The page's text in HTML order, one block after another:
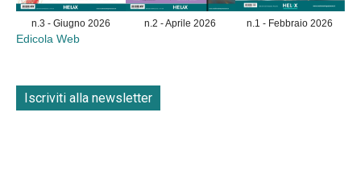
n.3 - Giugno 2026 n.2 - Aprile 2026 n.1 - Febbraio 2026
Edicola Web
Iscriviti alla newsletter